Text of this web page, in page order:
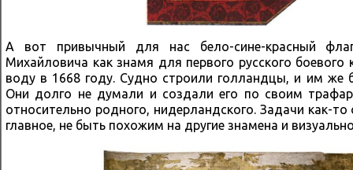
А вот привычный для нас бело-сине-красный
Михайловича как знамя для первого русского
воду в 1668 году. Судно строили голландцы, и им же
Они долго не думали и создали его по своим
относительно родного, нидерландского. Задачи как-
главное, не быть похожим на другие знамена и